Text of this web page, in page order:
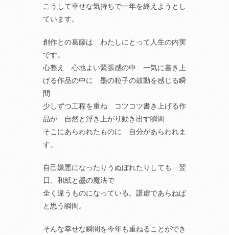
こうして幸せな気持ちで一年を終えようとし
ています。
創作との葛藤は わたしにとって人生の内実
です。
心整え 心地よい緊張感の中 一気に書き上
げる作品の中に 墨の粒子の鼓動を感じる瞬
間
少しずつ工程を重ね コツコツ書き上げる作
品が 自然と浮き上がり動き出す瞬間
そこにあらわれたものに 自分があらわれま
す。
自己嫌悪になったりうぬぼれたりしても 翌
日、和紙と墨の魔法で
全く違うものになっている。謙虚であらねば
と思う瞬間。
そんな幸せな瞬間を今年も重ねることができ